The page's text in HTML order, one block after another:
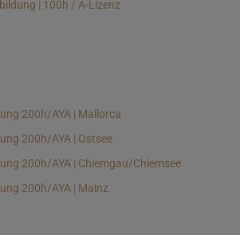
| 100h / A-Lizenz
200h/AYA | Mallorca
200h/AYA | Ostsee
200h/AYA | Chiemgau/Chiemsee
200h/AYA | Mainz